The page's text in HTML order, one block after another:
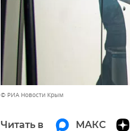
© РИА Новости Крым
Читать в МАКС